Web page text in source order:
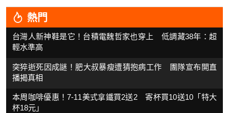
熱門
台灣人新神鞋是它！台積電魏哲家也穿上 低調藏38年：超
輕水準高
突猝逝死因成謎！肥大叔暴瘦遭猜抱病工作 團隊宣布開直
播揭真相
本周咖啡優惠！7-11美式拿鐵買2送2 寄杯買10送10「特大
杯18元」